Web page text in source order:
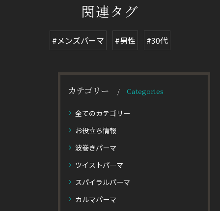
関連タグ
#メンズパーマ #男性 #30代
カテゴリー Categories
全てのカテゴリー
お役立ち情報
波巻きパーマ
ツイストパーマ
スパイラルパーマ
カルマパーマ